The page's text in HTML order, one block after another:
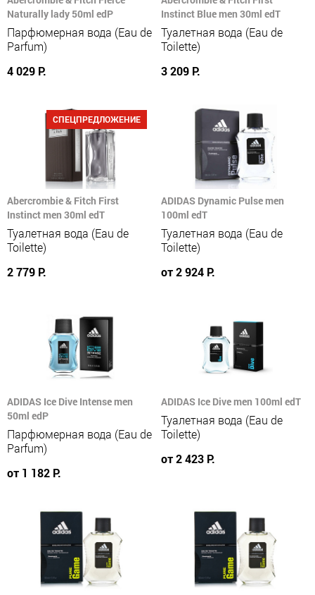
Naturally lady 50ml edP
Парфюмерная вода (Eau de
Parfum)
4 029 Р.
Instinct Blue men 30ml edT
Туалетная вода (Eau de
Toilette)
3 209 Р.
СПЕЦПРЕДЛОЖЕНИЕ
Abercrombie & Fitch First
Instinct men 30ml edT
Туалетная вода (Eau de
Toilette)
2 779 Р.
ADIDAS Dynamic Pulse men
100ml edT
Туалетная вода (Eau de
Toilette)
от 2 924 Р.
ADIDAS Ice Dive Intense men
50ml edP
Парфюмерная вода (Eau de
Parfum)
от 1 182 Р.
ADIDAS Ice Dive men 100ml edT
Туалетная вода (Eau de
Toilette)
от 2 423 Р.